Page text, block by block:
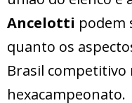
Ancelotti podem
quanto os
Brasil competitivo
hexacampeonato.